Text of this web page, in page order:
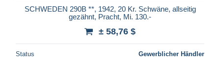
SCHWEDEN 290B **, 1942, 20 Kr. Schwäne, allseitig
gezähnt, Pracht, Mi. 130.-
± 58,76 $
Status Gewerblicher Händler